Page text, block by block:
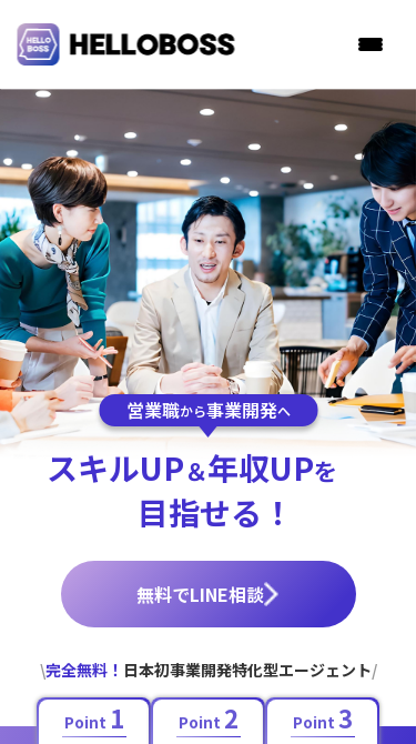
営業職から事業開発へ
スキルUP＆年収UPを
目指せる！
無料でLINE相談
\完全無料！ 日本初事業開発特化型エージェント/
Point 1 Point 2 Point 3